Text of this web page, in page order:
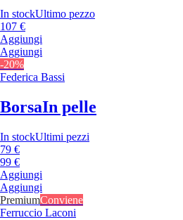
In stockUltimo pezzo
107 €
Aggiungi
Aggiungi
-20%
Federica Bassi
BorsaIn pelle
In stockUltimi pezzi
79 €
99 €
Aggiungi
Aggiungi
PremiumConviene
Ferruccio Laconi